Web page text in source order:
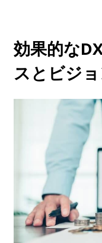
効果的な
スとビジ